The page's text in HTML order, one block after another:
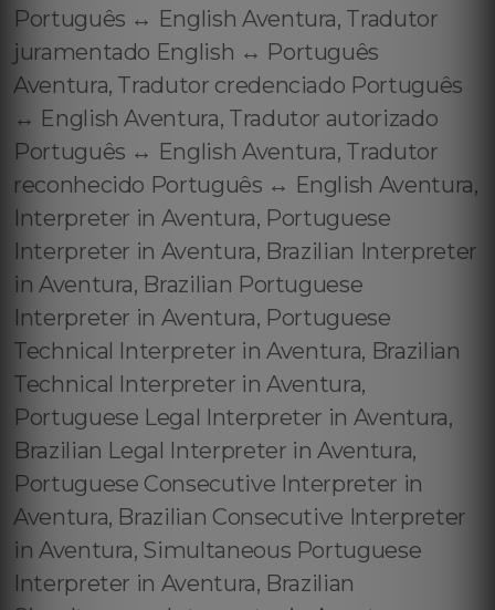
Português ↔️ English Aventura, Tradutor
juramentado English ↔️ Português
Aventura, Tradutor credenciado Português
↔️ English Aventura, Tradutor autorizado
Português ↔️ English Aventura, Tradutor
reconhecido Português ↔️ English Aventura,
Interpreter in Aventura, Portuguese
Interpreter in Aventura, Brazilian Interpreter
in Aventura, Brazilian Portuguese
Interpreter in Aventura, Portuguese
Technical Interpreter in Aventura, Brazilian
Technical Interpreter in Aventura,
Portuguese Legal Interpreter in Aventura,
Brazilian Legal Interpreter in Aventura,
Portuguese Consecutive Interpreter in
Aventura, Brazilian Consecutive Interpreter
in Aventura, Simultaneous Portuguese
Interpreter in Aventura, Brazilian